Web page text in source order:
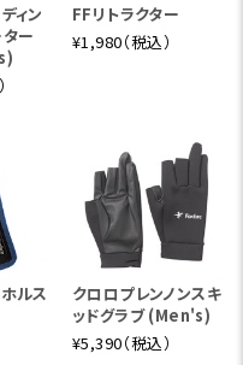
ィン
ー
FFリトラクター
¥1,980（税込）
ルス
クロロプレンノンスキ
ッドグラブ (Men's)
¥5,390（税込）